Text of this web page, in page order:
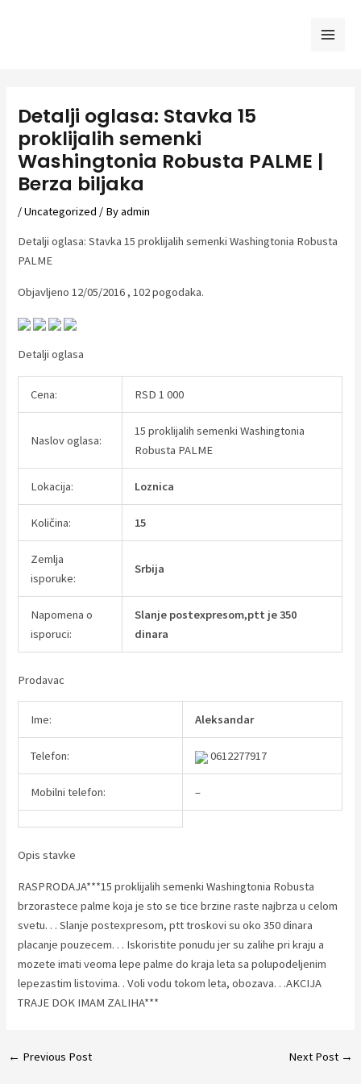
Detalji oglasa: Stavka 15
proklijalih semenki
Washingtonia Robusta PALME |
Berza biljaka
/Uncategorized / Byadmin
Detalji oglasa: Stavka 15 proklijalih semenki Washingtonia Robusta
PALME
Objavljeno 12/05/2016 , 102 pogodaka.
Detalji oglasa
Cena: RSD 1 000
Naslov oglasa:
15 proklijalih semenki Washingtonia
Robusta PALME
Lokacija: Loznica
Količina: 15
Zemlja
isporuke:
Srbija
Napomena o
isporuci:
Slanje postexpresom,ptt je 350
dinara
Prodavac
Ime: Aleksandar
Telefon: 0612277917
Mobilni telefon: –
Opis stavke
RASPRODAJA***15 proklijalih semenki Washingtonia Robusta
brzorastece palme koja je sto se tice brzine raste najbrza u celom
svetu. . . Slanje postexpresom, ptt troskovi su oko 350 dinara
placanje pouzecem. . . Iskoristite ponudu jer su zalihe pri kraju a
mozete imati veoma lepe palme do kraja leta sa polupodeljenim
lepezastim listovima. . Voli vodu tokom leta, obozava. . .AKCIJA
TRAJE DOK IMAM ZALIHA***
Post
← Previous Post Next Post →